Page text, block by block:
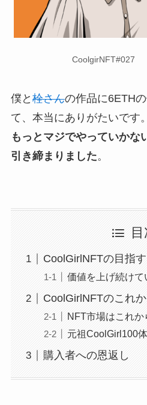
CoolgirNFT#027
僕と 栓さんの作品に6ETH
て、本当にありがたいです。
もっとマジでやっていかな
引き締まりました。
CoolGirlNFTの目指
価値を上げ続けて
CoolGirlNFTのこれか
NFT市場はこれか
元祖CoolGirl100
購入者への恩返し